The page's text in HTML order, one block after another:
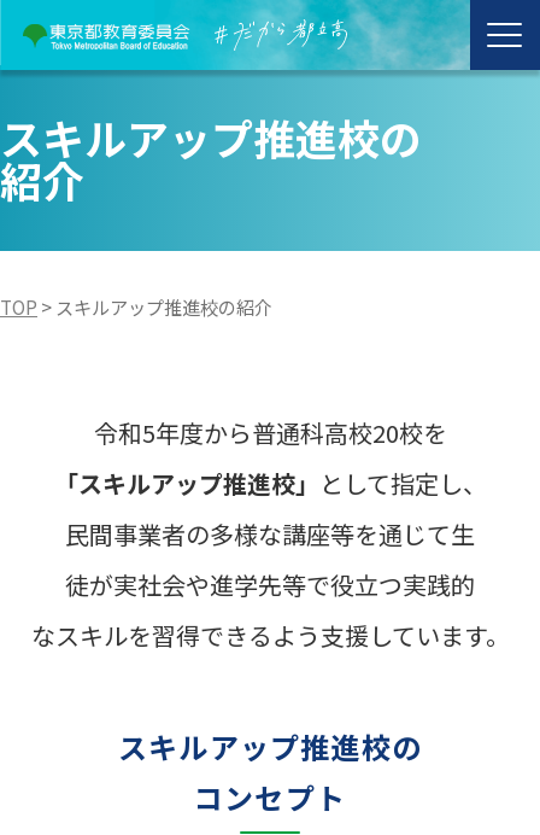
スキルアップ推進校の
紹介
TOP > スキルアップ推進校の紹介
令和5年度から普通科高校20校を
「スキルアップ推進校」 として指定し、
民間事業者の多様な講座等を通じて生
徒が実社会や進学先等で役立つ実践的
なスキルを習得できるよう支援しています。
スキルアップ推進校の
コンセプト